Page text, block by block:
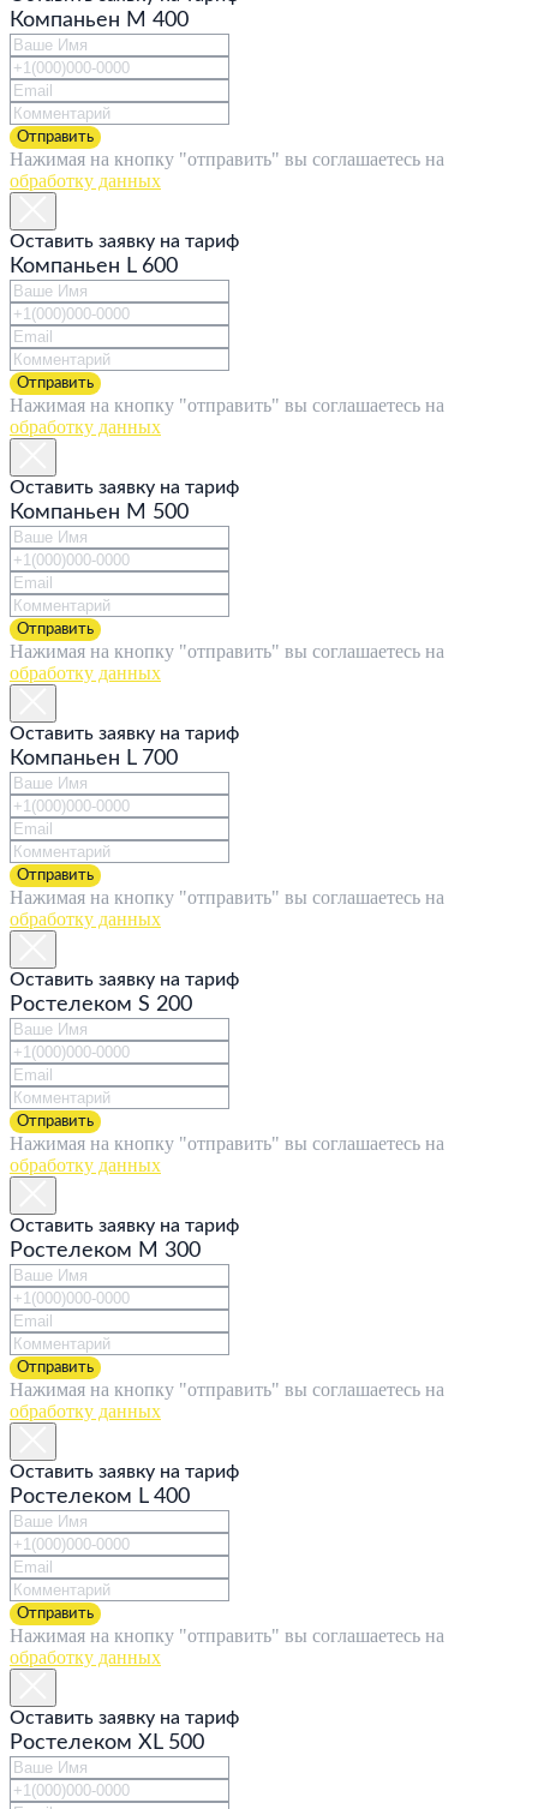
Компаньен M 400
Отправить
Нажимая на кнопку "отправить" вы соглашаетесь на
обработку данных
Оставить заявку на тариф
Компаньен L 600
Отправить
Нажимая на кнопку "отправить" вы соглашаетесь на
обработку данных
Оставить заявку на тариф
Компаньен M 500
Отправить
Нажимая на кнопку "отправить" вы соглашаетесь на
обработку данных
Оставить заявку на тариф
Компаньен L 700
Отправить
Нажимая на кнопку "отправить" вы соглашаетесь на
обработку данных
Оставить заявку на тариф
Ростелеком S 200
Отправить
Нажимая на кнопку "отправить" вы соглашаетесь на
обработку данных
Оставить заявку на тариф
Ростелеком M 300
Отправить
Нажимая на кнопку "отправить" вы соглашаетесь на
обработку данных
Оставить заявку на тариф
Ростелеком L 400
Отправить
Нажимая на кнопку "отправить" вы соглашаетесь на
обработку данных
Оставить заявку на тариф
Ростелеком XL 500